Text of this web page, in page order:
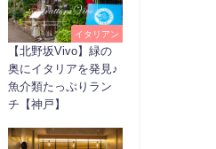
イタリアン
【北野坂Vivo】緑の
奥にイタリアを発見♪
魚介類たっぷりラン
チ【神戸】